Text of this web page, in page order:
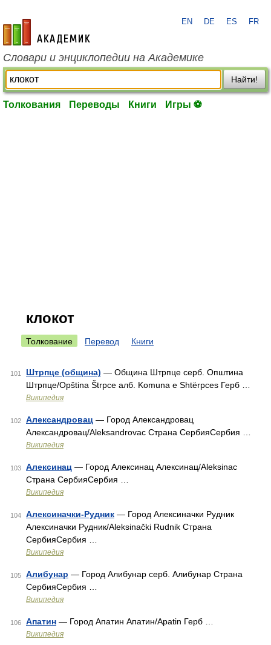
academic.ru
EN DE ES FR
Словари и энциклопедии на Академике
Найти!
Толкования Переводы Книги Игры ⚽
клокот
Толкование Перевод Книги
101 Штрпце (община) — Община Штрпце серб. Општина
Штрпце/Opština Štrpce алб. Komuna e Shtërpces Герб …
Википедия
102 Александровац — Город Александровац
Александровац/Aleksandrovac Страна СербияСербия …
Википедия
103 Алексинац — Город Алексинац Алексинац/Aleksinac
Страна СербияСербия …
Википедия
104 Алексиначки-Рудник — Город Алексиначки Рудник
Алексиначки Рудник/Aleksinački Rudnik Страна
СербияСербия …
Википедия
105 Алибунар — Город Алибунар серб. Алибунар Страна
СербияСербия …
Википедия
106 Апатин — Город Апатин Апатин/Apatin Герб …
Википедия